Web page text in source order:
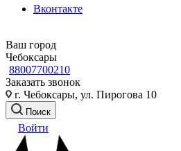
Вконтакте
Ваш город
Чебоксары
88007700210
Заказать звонок
г. Чебоксары, ул. Пирогова 10
Поиск
Войти